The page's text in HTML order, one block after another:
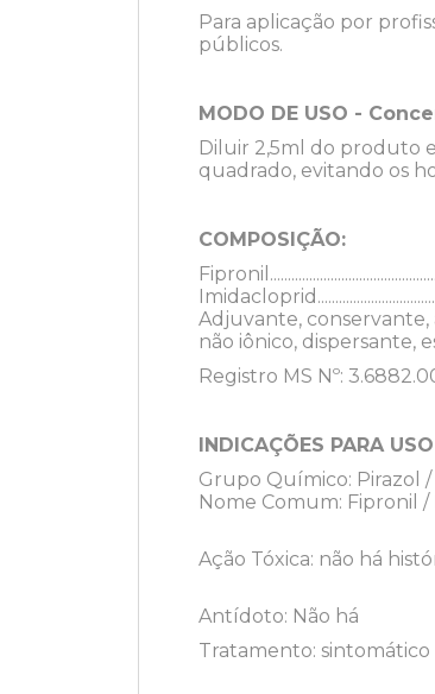
Para aplicação por
públicos.
MODO DE USO -
Diluir 2,5ml do produto
quadrado, evitando os
COMPOSIÇÃO:
Adjuvante,
não iônico, dispersante,
Registro MS Nº:
INDICAÇÕES PARA
Grupo Químico: Pirazol
Nome Comum: Fipronil
Ação Tóxica: não há
Antídoto: Não há
Tratamento: sintomático